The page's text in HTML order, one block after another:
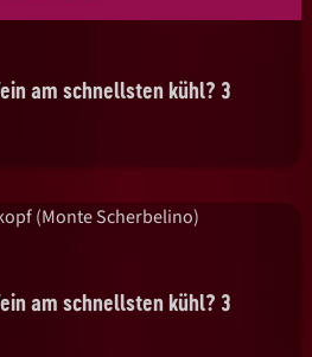
am schnellsten kühl? 3
am schnellsten kühl? 3